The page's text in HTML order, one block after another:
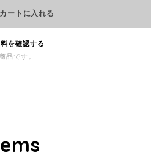
カートに入れる
を確認する
品です。